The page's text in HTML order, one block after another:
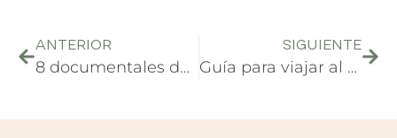
ANTERIOR
8 documentales del mundo para enamorarse del planeta
SIGUIENTE
Guía para viajar al Sudeste Asiático